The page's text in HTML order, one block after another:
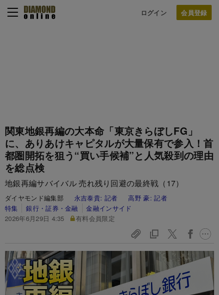
ログイン
関東地銀再編の大本命「東京きらぼしFG」
に、ありあけキャピタルが大量保有で参入！首
都圏開拓を狙う“買い手候補”と人気殺到の理由
を総点検
地銀再編サバイバル 売れ残り回避の最終戦（17）
ダイヤモンド編集部 永吉泰貴: 記者 高野 豪:記者
特集
銀行・証券・金融
金融インサイド
2026年6月29日 4:35
有料会員限定